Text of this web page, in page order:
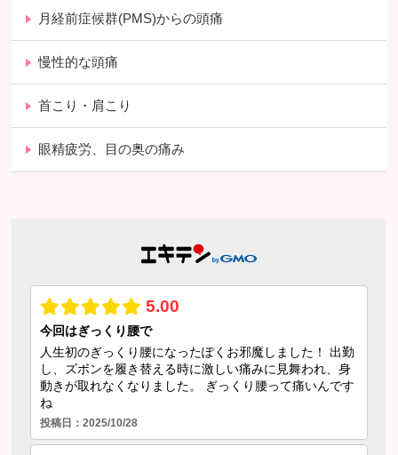
月経前症候群(PMS)からの頭痛
慢性的な頭痛
首こり・肩こり
眼精疲労、目の奥の痛み